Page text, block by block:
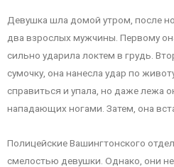
Девушка шла домой утром, после
два взрослых мужчины. Первому
сильно ударила локтем в грудь.
сумочку, она нанесла удар по
справиться и упала, но даже лежа
нападающих ногами. Затем, она
Полицейские Вашингтонского
смелостью девушки. Однако, они